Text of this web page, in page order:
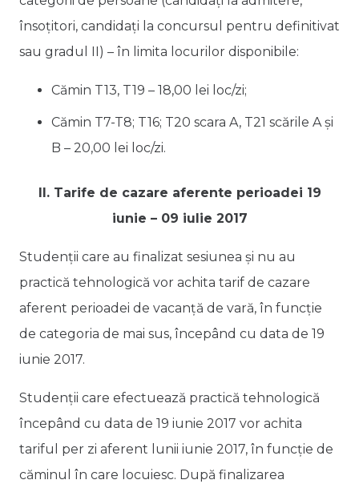
însoţitori, candidaţi la concursul pentru definitivat
sau gradul II) – în limita locurilor disponibile:
Cămin T13, T19 – 18,00 lei loc/zi;
Cămin T7-T8; T16; T20 scara A, T21 scările A și
B – 20,00 lei loc/zi.
II. Tarife de cazare aferente perioadei 19
iunie – 09 iulie 2017
Studenții care au finalizat sesiunea și nu au
practică tehnologică vor achita tarif de cazare
aferent perioadei de vacanță de vară, în funcție
de categoria de mai sus, începând cu data de 19
iunie 2017.
Studenții care efectuează practică tehnologică
începând cu data de 19 iunie 2017 vor achita
tariful per zi aferent lunii iunie 2017, în funcție de
căminul în care locuiesc. După finalizarea